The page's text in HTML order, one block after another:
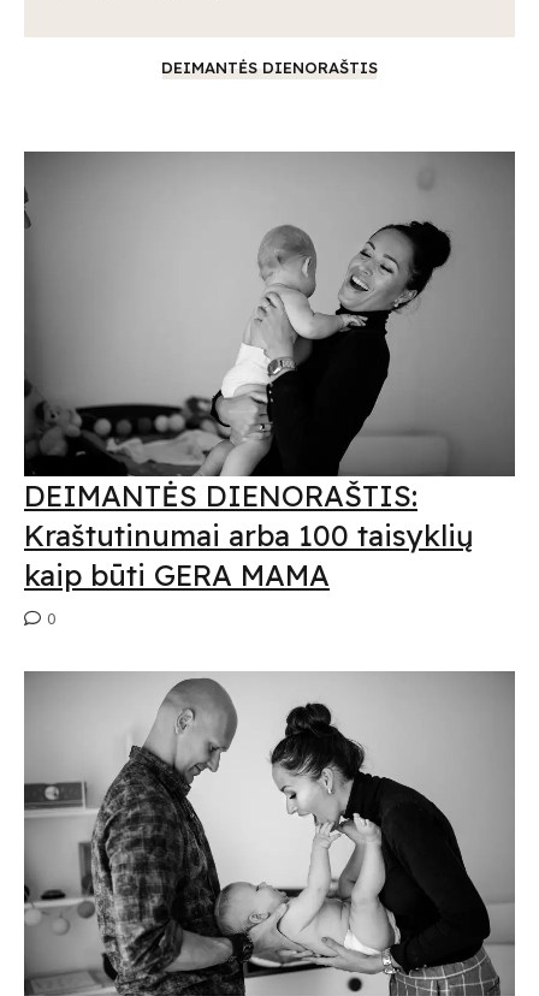
DEIMANTĖS DIENORAŠTIS
DEIMANTĖS DIENORAŠTIS:
Kraštutinumai arba 100 taisyklių
kaip būti GERA MAMA
0